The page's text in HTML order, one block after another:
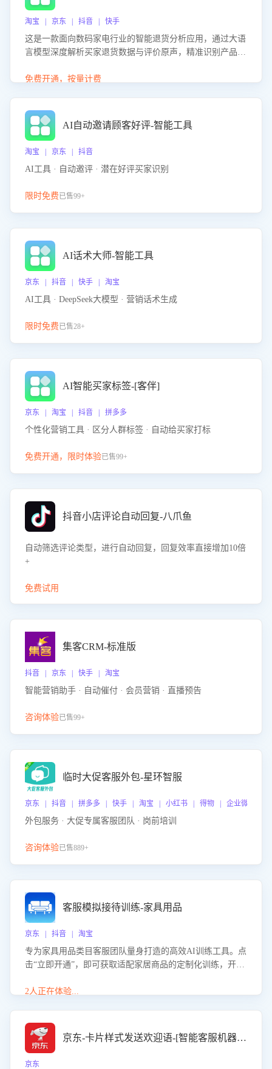
淘宝 | 京东 | 抖音 | 快手
这是一款面向数码家电行业的智能退货分析应用，通过大语
言模型深度解析买家退货数据与评价原声，精准识别产品质
改进建议，通过挖掘用户痛点驱动产品迭代，从根本上降低
免费开通，按量计费
AI自动邀请顾客好评-智能工具
淘宝 | 京东 | 抖音
AI工具 · 自动邀评 · 潜在好评买家识别
限时免费已售99+
AI话术大师-智能工具
京东 | 抖音 | 快手 | 淘宝
AI工具 · DeepSeek大模型 · 营销话术生成
限时免费已售28+
AI智能买家标签-[客伴]
京东 | 淘宝 | 抖音 | 拼多多
个性化营销工具 · 区分人群标签 · 自动给买家打标
免费开通，限时体验已售99+
抖音小店评论自动回复-八爪鱼
自动筛选评论类型，进行自动回复，回复效率直接增加10倍
+
免费试用
集客CRM-标准版
抖音 | 京东 | 快手 | 淘宝
智能营销助手 · 自动催付 · 会员营销 · 直播预告
咨询体验已售99+
临时大促客服外包-星环智服
京东 | 抖音 | 拼多多 | 快手 | 淘宝 | 小红书 | 得物 | 企业微信
外包服务 · 大促专属客服团队 · 岗前培训
咨询体验已售889+
客服模拟接待训练-家具用品
京东 | 抖音 | 淘宝
专为家具用品类目客服团队量身打造的高效AI训练工具。点
击“立即开通”，即可获取适配家居商品的定制化训练，开启
能、尺寸参数咨询等高频场景下的专业应对能力。
2人正在体验...
京东-卡片样式发送欢迎语-[智能客服机器人]
京东